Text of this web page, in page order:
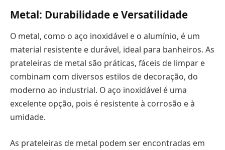
Metal: Durabilidade e Versatilidade
O metal, como o aço inoxidável e o alumínio, é um
material resistente e durável, ideal para banheiros. As
prateleiras de metal são práticas, fáceis de limpar e
combinam com diversos estilos de decoração, do
moderno ao industrial. O aço inoxidável é uma
excelente opção, pois é resistente à corrosão e à
umidade.
As prateleiras de metal podem ser encontradas em